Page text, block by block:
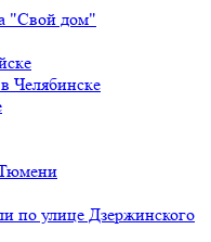
"Свой дом"
Челябинске
по улице Дзержинского